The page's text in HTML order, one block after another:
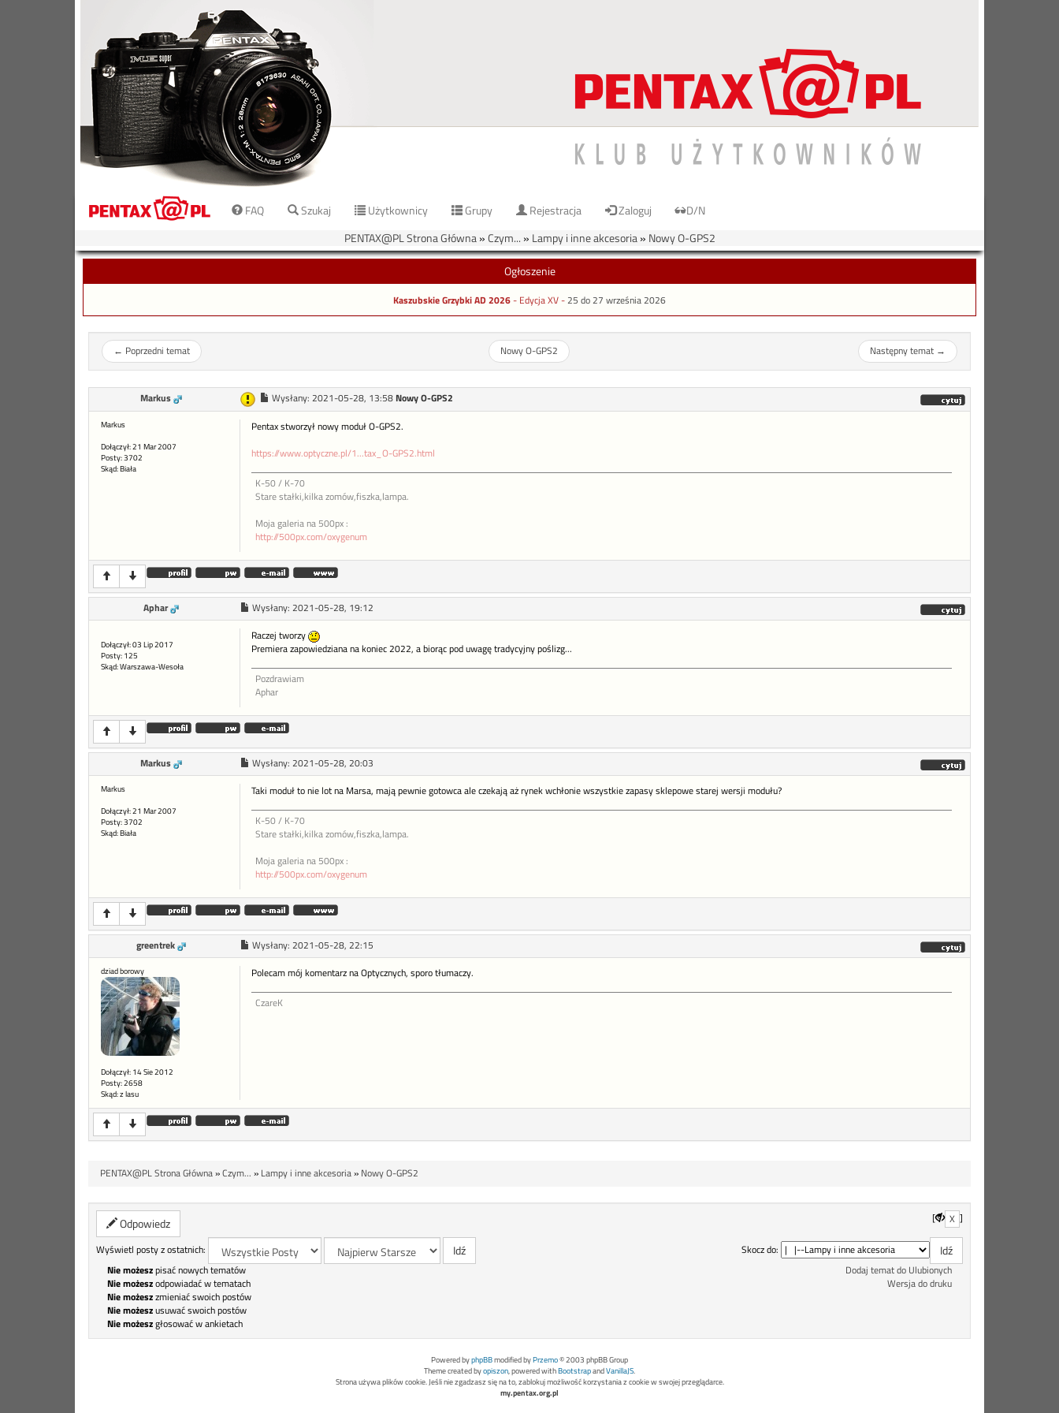
FAQ Szukaj Użytkownicy Grupy Rejestracja Zaloguj
D/N
PENTAX@PL Strona Główna»Czym... » Lampy i inne akcesoria» Nowy O-GPS2
Ogłoszenie
Kaszubskie Grzybki AD 2026- Edycja XV -25 do 27 września 2026
← Poprzedni temat Nowy O-GPS2 Następny temat→
Markus Wysłany: 2021-05-28, 13:58 Nowy O-GPS2
Markus
Dołączył: 21 Mar 2007
Posty: 3702
Skąd: Biała
Pentax stworzył nowy moduł O-GPS2.
https://www.optyczne.pl/1...tax_O-GPS2.html
K-50 / K-70
Stare stałki,kilka zomów,fiszka,lampa.
Moja galeria na 500px :
http://500px.com/oxygenum
Aphar Wysłany: 2021-05-28, 19:12
Dołączył: 03 Lip 2017
Posty: 125
Skąd: Warszawa-Wesoła
Raczej tworzy
Premiera zapowiedziana na koniec 2022, a biorąc pod uwagę tradycyjny poślizg...
Pozdrawiam
Aphar
Markus Wysłany: 2021-05-28, 20:03
Markus
Dołączył: 21 Mar 2007
Posty: 3702
Skąd: Biała
Taki moduł to nie lot na Marsa, mają pewnie gotowca ale czekają aż rynek wchłonie wszystkie zapasy sklepowe starej wersji modułu?
K-50 / K-70
Stare stałki,kilka zomów,fiszka,lampa.
Moja galeria na 500px :
http://500px.com/oxygenum
greentrek Wysłany: 2021-05-28, 22:15
dziad borowy
Dołączył: 14 Sie 2012
Posty: 2658
Skąd: z lasu
Polecam mój komentarz na Optycznych, sporo tłumaczy.
CzareK
PENTAX@PL Strona Główna»Czym... » Lampy i inne akcesoria» Nowy O-GPS2
Odpowiedz [ X ]
Wyświetl posty z ostatnich:
Skocz do:
Nie możeszpisać nowych tematów
Nie możeszodpowiadać w tematach
Nie możeszzmieniać swoich postów
Nie możeszusuwać swoich postów
Nie możeszgłosować w ankietach
Dodaj temat do Ulubionych
Wersja do druku
Powered byphpBBmodified byPrzemo© 2003 phpBB Group
Theme created byopiszon, powered withBootstrapandVanillaJS.
Strona używa plików cookie. Jeśli nie zgadzasz się na to, zablokuj możliwość korzystania z cookie w swojej przeglądarce.
my.pentax.org.pl